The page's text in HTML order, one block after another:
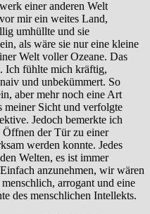
einer anderen Welt
mir ein weites Land,
umhüllte und sie
als wäre sie nur eine kleine
Welt voller Ozeane. Das
Ich fühlte mich kräftig,
und unbekümmert. So
aber mehr noch eine Art
meiner Sicht und verfolgte
Jedoch bemerkte ich
Öffnen der Tür zu einer
werden konnte. Jedes
Welten, es ist immer
anzunehmen, wir wären
arrogant und eine
des menschlichen Intellekts.